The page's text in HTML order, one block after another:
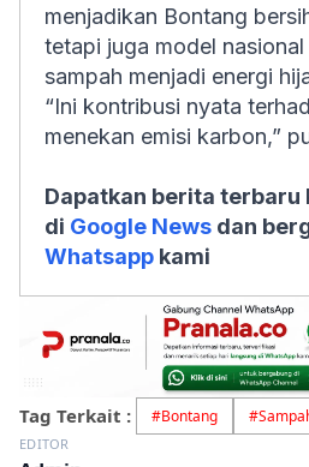
menjadikan Bontang
tetapi juga model
sampah menjadi energi
“Ini kontribusi nyata
menekan emisi karbon,”
Dapatkan berita terbaru
di Google News dan
Whatsapp kami
Tag Terkait : #Bontang #
EDITOR